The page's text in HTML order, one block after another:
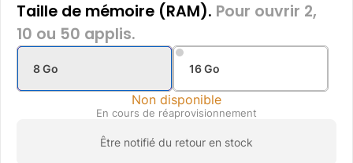
Taille de mémoire (RAM). Pour ouvrir 2,
10 ou 50 applis.
8 Go 16 Go
Non disponible
En cours de réaprovisionnement
Être notifié du retour en stock